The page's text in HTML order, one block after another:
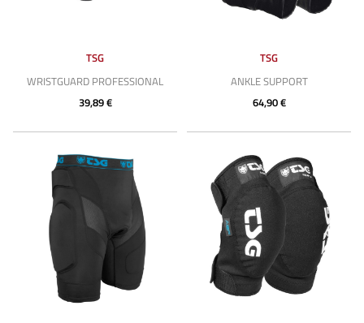
TSG
WRISTGUARD PROFESSIONAL
39,89 €
TSG
ANKLE SUPPORT
64,90 €